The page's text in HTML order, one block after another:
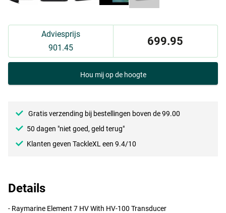
Adviesprijs
901.45
699.95
Hou mij op de hoogte
Gratis verzending bij bestellingen boven de 99.00
50 dagen "niet goed, geld terug"
Klanten geven TackleXL een 9.4/10
Details
- Raymarine Element 7 HV With HV-100 Transducer